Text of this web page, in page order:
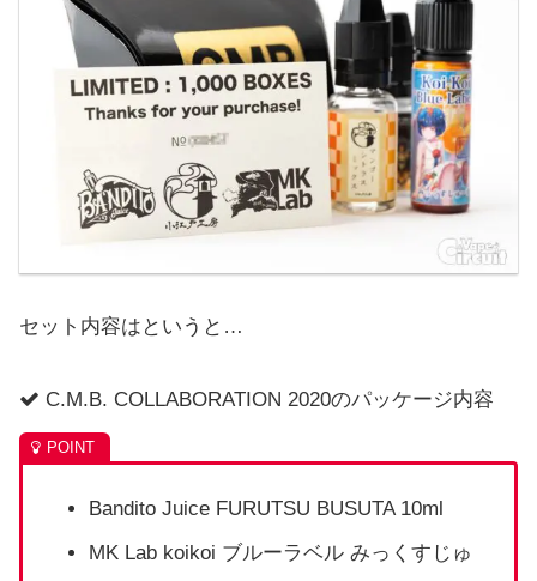
セット内容はというと…
C.M.B. COLLABORATION 2020のパッケージ内容
Bandito Juice FURUTSU BUSUTA 10ml
MK Lab koikoi ブルーラベル みっくすじゅ